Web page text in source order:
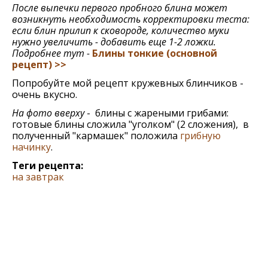
После выпечки первого пробного блина может
возникнуть необходимость корректировки теста:
если блин прилип к сковороде, количество муки
нужно увеличить - добавить еще 1-2 ложки.
Подробнее тут - Блины тонкиe (основной
рeцeпт) >>
Попробуйте мой рецепт кружевных блинчиков -
очень вкусно.
На фото вверху- блины с жареными грибами:
готовые блины сложила "уголком" (2 сложения), в
полученный "кармашек" положила грибную
начинку.
Теги рецепта:
на завтрак